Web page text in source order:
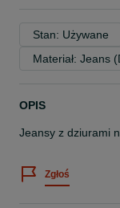
Stan: Używane
Materiał: Jeans
OPIS
Jeansy z dziurami
Zgłoś